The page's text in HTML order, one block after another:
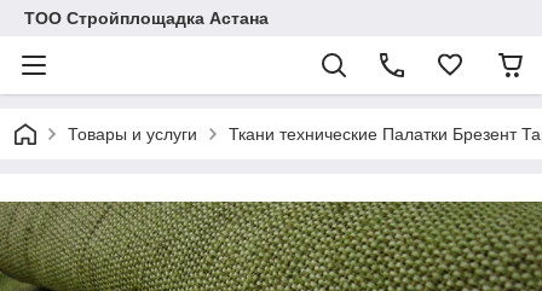
ТОО Стройплощадка Астана
Товары и услуги Ткани технические Палатки Брезент